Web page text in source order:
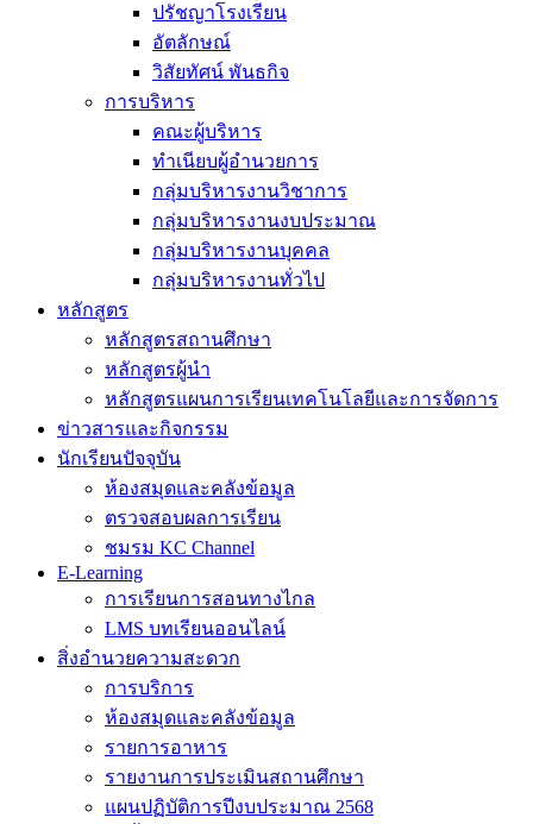
ปรัชญาโรงเรียน
อัตลักษณ์
วิสัยทัศน์ พันธกิจ
การบริหาร
คณะผู้บริหาร
ทำเนียบผู้อำนวยการ
กลุ่มบริหารงานวิชาการ
กลุ่มบริหารงานงบประมาณ
กลุ่มบริหารงานบุคคล
กลุ่มบริหารงานทั่วไป
หลักสูตร
หลักสูตรสถานศึกษา
หลักสูตรผู้นำ
หลักสูตรแผนการเรียนเทคโนโลยีและการจัดการ
ข่าวสารและกิจกรรม
นักเรียนปัจจุบัน
ห้องสมุดและคลังข้อมูล
ตรวจสอบผลการเรียน
ชมรม KC Channel
E-Learning
การเรียนการสอนทางไกล
LMS บทเรียนออนไลน์
สิ่งอำนวยความสะดวก
การบริการ
ห้องสมุดและคลังข้อมูล
รายการอาหาร
รายงานการประเมินสถานศึกษา
แผนปฏิบัติการปีงบประมาณ 2568